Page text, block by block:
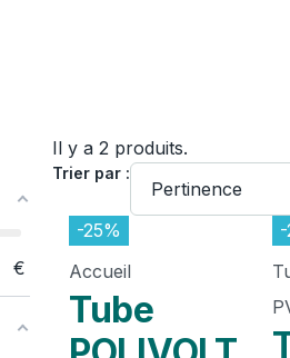
€
Il y a 2 produits.
Trier par :
-25%
Accueil
Tube